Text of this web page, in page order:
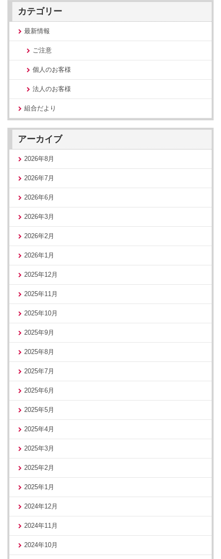
カテゴリー
最新情報
ご注意
個人のお客様
法人のお客様
組合だより
アーカイブ
2026年8月
2026年7月
2026年6月
2026年3月
2026年2月
2026年1月
2025年12月
2025年11月
2025年10月
2025年9月
2025年8月
2025年7月
2025年6月
2025年5月
2025年4月
2025年3月
2025年2月
2025年1月
2024年12月
2024年11月
2024年10月